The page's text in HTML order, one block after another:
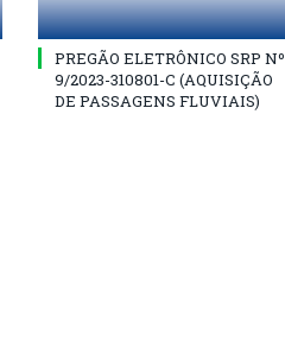
PREGÃO ELETRÔNICO SRP Nº
9/2023-310801-C (AQUISIÇÃO
DE PASSAGENS FLUVIAIS)